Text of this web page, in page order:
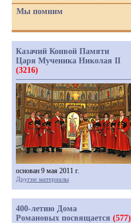
Мы помним
Казачий Конвой Памяти
Царя Мученика Николая II
(3216)
основан 9 мая 2011 г.
Другие материалы
400-летию Дома
Романовых посвящается (577)